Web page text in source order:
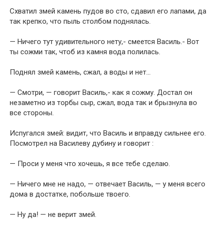
Схватил змей камень пудов во сто, сдавил его лапами, да
так крепко, что пыль столбом поднялась.
— Ничего тут удивительного нету,- смеется Василь.- Вот
ты сожми так, чтоб из камня вода полилась.
Поднял змей камень, сжал, а воды и нет…
— Смотри, — говорит Василь,- как я сожму. Достал он
незаметно из торбы сыр, сжал, вода так и брызнула во
все стороны.
Испугался змей: видит, что Василь и вправду сильнее его.
Посмотрел на Василеву дубину и говорит :
— Проси у меня что хочешь, я все тебе сделаю.
— Ничего мне не надо, — отвечает Василь, — у меня всего
дома в достатке, побольше твоего.
— Ну да! — не верит змей.